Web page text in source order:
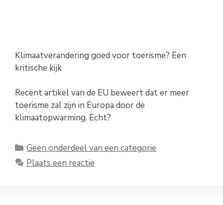
Klimaatverandering goed voor toerisme? Een
kritische kijk
Recent artikel van de EU beweert dat er meer
toerisme zal zijn in Europa door de
klimaatopwarming. Echt?
Categorieën
Geen onderdeel van een categorie
Plaats een reactie